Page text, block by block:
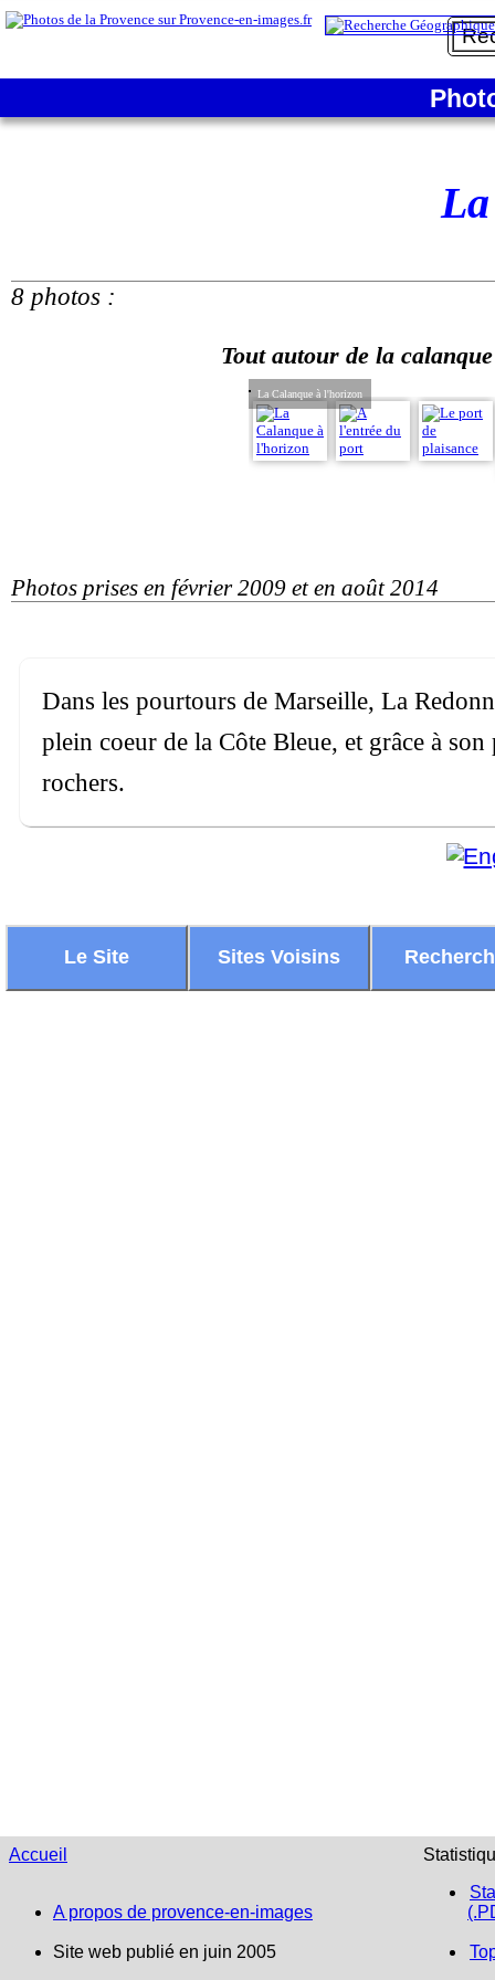
8 photos :
Tout autour de la
La Calanque à l'horizon
Photos prises en février 2009 et en août 2014
Dans les pourtours de Marseille, La
plein coeur de la Côte Bleue, et grâce à son
rochers.
Le Site Sites Voisins
Accueil
A propos de provence-en-images
Site web publié en juin 2005